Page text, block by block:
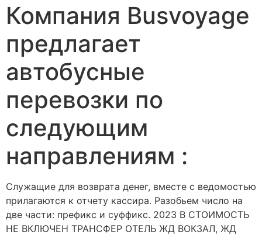
Компания Busvoyage
предлагает
автобусные
перевозки по
следующим
направлениям :
Служащие для возврата денег, вместе с ведомостью
прилагаются к отчету кассира. Разобьем число на
две части: префикс и суффикс. 2023 В СТОИМОСТЬ
НЕ ВКЛЮЧЕН ТРАНСФЕР ОТЕЛЬ ЖД ВОКЗАЛ, ЖД